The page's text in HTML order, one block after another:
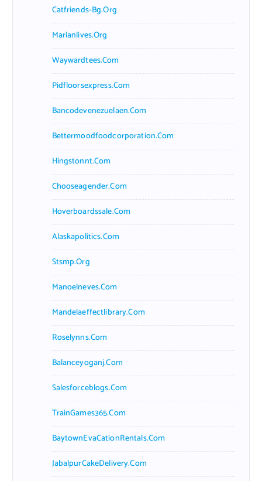
Catfriends-Bg.org
Marianlives.org
Waywardtees.com
Pidfloorsexpress.com
Bancodevenezuelaen.com
Bettermoodfoodcorporation.com
Hingstonnt.com
Chooseagender.com
Hoverboardssale.com
Alaskapolitics.com
Stsmp.org
Manoelneves.com
Mandelaeffectlibrary.com
Roselynns.com
Balanceyoganj.com
Salesforceblogs.com
TrainGames365.com
BaytownEvaCationRentals.com
JabalpurCakeDelivery.com